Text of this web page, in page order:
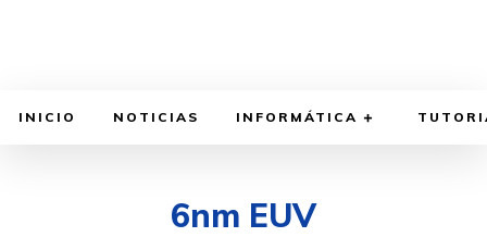
INICIO NOTICIAS INFORMÁTICA
6nm EUV